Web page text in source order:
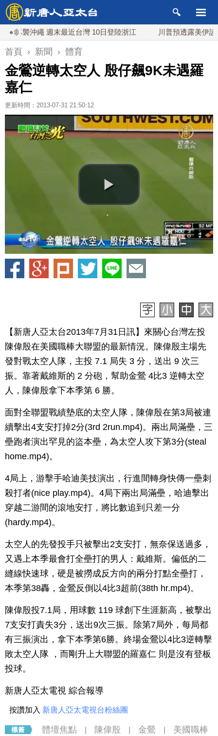
沖繩 週末最近台灣 10日登陸浙江 川普預透露美伊談判進
首頁 › 新聞 › 體育
金鶯逆轉太空人 殷仔飆9K未遇羅
嘉仁
更新時間：2013-07-31 21:50:12
【新唐人亞太台2013年7月31日訊】來關心台灣左投
陳偉殷在美國職棒大聯盟的最新情況。陳偉殷主場先
發對戰太空人隊，主投 7.1 局失 3 分，送出 9 次三
振。靠著戴維斯的 2 分砲，幫助金鶯 4比3 逆轉太空
人，陳偉殷拿下本季第 6 勝。
面對全聯盟戰績墊底的太空人隊，陳偉殷在第3局被連
續擊出4支安打掉2分(3rd 2run.mp4)。兩出局滿壘，三
壘跑者演出罕見的盜本壘，為太空人攻下第3分(steal
home.mp4)。
4局上，游擊手哈迪美技演出，行進間轉身快傳一壘刺
殺打者(nice play.mp4)。4局下兩出局滿壘，哈迪擊出
穿越二游間的滾地安打，將比數追到只差一分
(hardy.mp4)。
太空人的先發投手只被擊出2支安打，無奈保送過多，
又遇上本季最會打全壘打的男人：戴維斯。偏低的二
縫線快速球，硬是被撈成反方向的兩分打點全壘打，
本季第38轟，金鶯反倒以4比3超前(38th hr.mp4)。
陳偉殷投7.1局，用球數 119 球創下生涯新高，被擊出
7支安打責失3分，送出9次三振。除第7局外，每局都
有三振演出，拿下本季第6勝。終場金鶯以4比3逆轉擊
敗太空人隊 ，而剛升上大聯盟的羅嘉仁 則是沒有登板
投球。
新唐人亞太電視 綜合報導
按讚加入 新唐人亞太電視台粉絲團
體壇焦點 陳偉殷 金鶯
美國職棒